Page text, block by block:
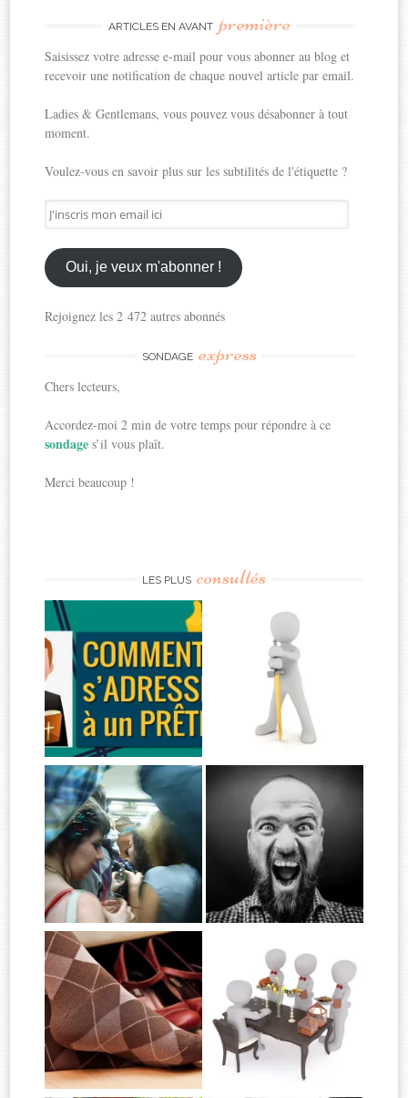
ARTICLES EN AVANT première
Saisissez votre adresse e-mail pour vous abonner au blog et
recevoir une notification de chaque nouvel article par email.
Ladies & Gentlemans, vous pouvez vous désabonner à tout
moment.
Voulez-vous en savoir plus sur les subtilités de l'étiquette ?
J'inscris
mon
email
ici
Oui, je veux m'abonner !
Rejoignez les 2 472 autres abonnés
SONDAGE express
Chers lecteurs,
Accordez-moi 2 min de votre temps pour répondre à ce
sondages’il vous plaît.
Merci beaucoup !
LES PLUS consultés